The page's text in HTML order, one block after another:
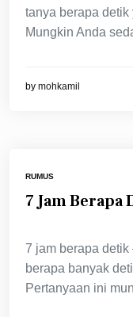
tanya berapa
Mungkin Anda
by mohkamil
RUMUS
7 Jam Berapa
7 jam berapa detik
berapa banyak
Pertanyaan ini